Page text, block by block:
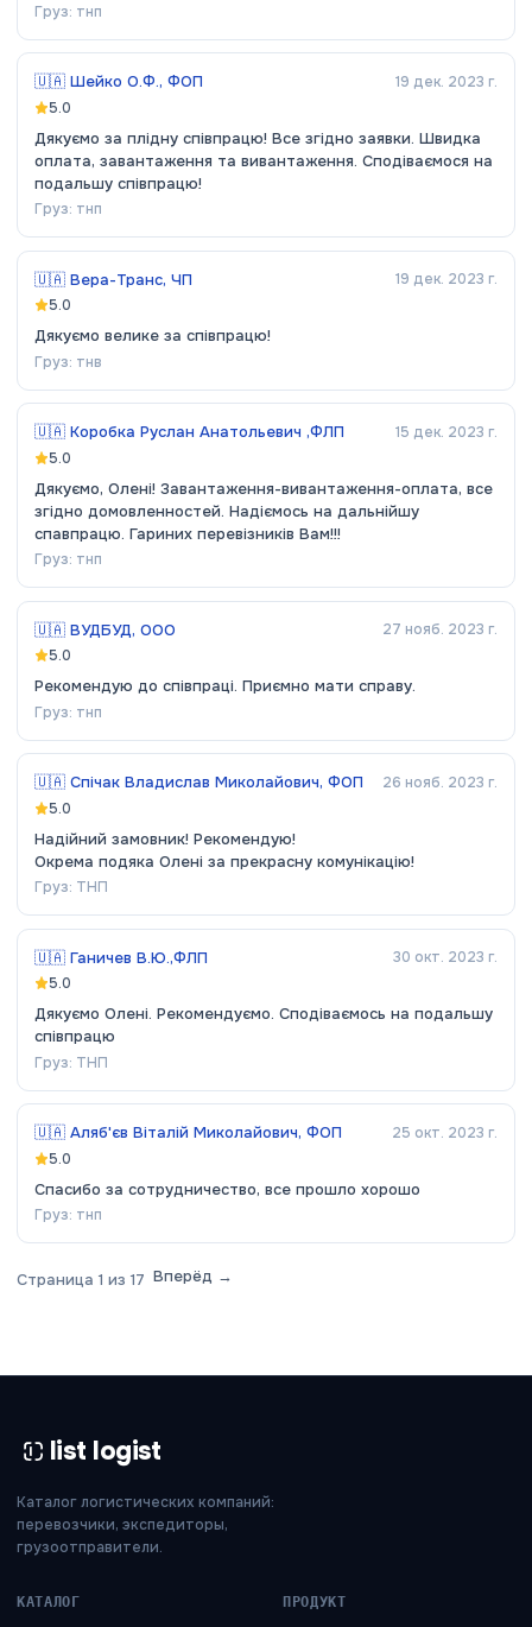
Груз: тнп
🇺🇦 Шейко О.Ф., ФОП
19 дек. 2023 г.
5.0
Дякуємо за плідну співпрацю! Все згідно заявки. Швидка
оплата, завантаження та вивантаження. Сподіваємося на
подальшу співпрацю!
Груз: тнп
🇺🇦 Вера-Транс, ЧП
19 дек. 2023 г.
5.0
Дякуємо велике за співпрацю!
Груз: тнв
🇺🇦 Коробка Руслан Анатольевич ,ФЛП
15 дек. 2023 г.
5.0
Дякуємо, Олені! Завантаження-вивантаження-оплата, все
згідно домовленностей. Надіємось на дальнійшу
спавпрацю. Гариних перевізників Вам!!!
Груз: тнп
🇺🇦 ВУДБУД, ООО
27 нояб. 2023 г.
5.0
Рекомендую до співпраці. Приємно мати справу.
Груз: тнп
🇺🇦 Спічак Владислав Миколайович, ФОП
26 нояб. 2023 г.
5.0
Надійний замовник! Рекомендую!
Окрема подяка Олені за прекрасну комунікацію!
Груз: ТНП
🇺🇦 Ганичев В.Ю.,ФЛП
30 окт. 2023 г.
5.0
Дякуємо Олені. Рекомендуємо. Сподіваємось на подальшу
співпрацю
Груз: ТНП
🇺🇦 Аляб'єв Віталій Миколайович, ФОП
25 окт. 2023 г.
5.0
Спасибо за сотрудничество, все прошло хорошо
Груз: тнп
Страница 1 из 17 Вперёд →
list logist
Каталог логистических компаний:
перевозчики, экспедиторы,
грузоотправители.
КАТАЛОГ ПРОДУКТ